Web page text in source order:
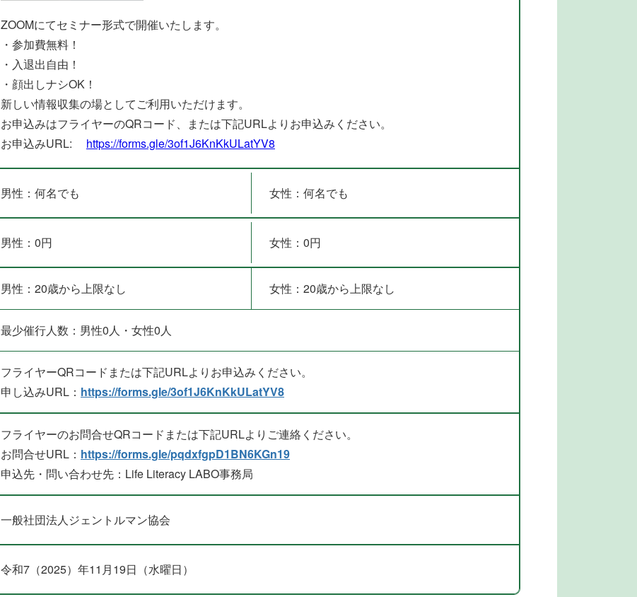
ZOOMにてセミナー形式で開催いたします。
・参加費無料！
・入退出自由！
・顔出しナシOK！
新しい情報収集の場としてご利用いただけます。
お申込みはフライヤーのQRコード、または下記URLよりお申込みください。
お申込みURL: https://forms.gle/3of1J6KnKkULatYV8
男性：何名でも 女性：何名でも
男性：0円 女性：0円
男性：20歳から上限なし 女性：20歳から上限なし
最少催行人数：男性0人・女性0人
フライヤーQRコードまたは下記URLよりお申込みください。
申し込みURL： https://forms.gle/3of1J6KnKkULatYV8
フライヤーのお問合せQRコードまたは下記URLよりご連絡ください。
お問合せURL： https://forms.gle/pqdxfgpD1BN6KGn19
申込先・問い合わせ先：Life Literacy LABO事務局
一般社団法人ジェントルマン協会
令和7（2025）年11月19日（水曜日）